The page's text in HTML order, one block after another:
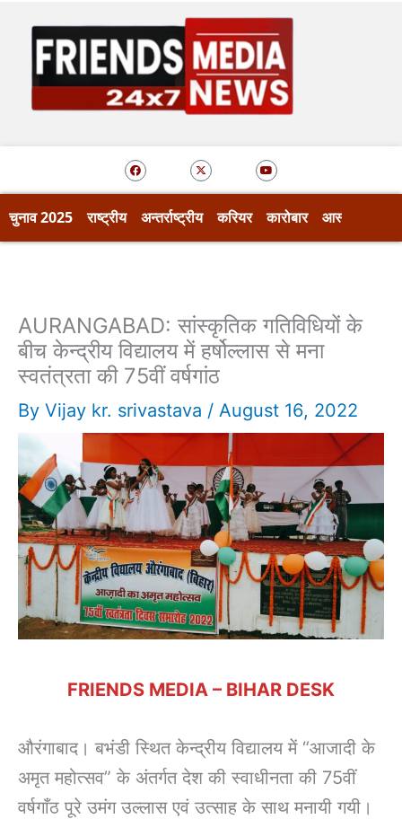
content
F
a
c
e
X
-
t
w
t
t
r
Y
o
u
t
b
e
चुनाव 2025 राष्ट्रीय अन्तर्राष्ट्रीय करियर कारोबार आस्था
AURANGABAD: सांस्कृतिक गतिविधियों के
बीच केन्द्रीय विद्यालय में हर्षोल्लास से मना
स्वतंत्रता की 75वीं वर्षगांठ
By Vijay kr. srivastava / August 16, 2022
FRIENDS MEDIA – BIHAR DESK
औरंगाबाद। बभंडी स्थित केन्द्रीय विद्यालय में “आजादी के
अमृत महोत्सव” के अंतर्गत देश की स्वाधीनता की 75वीं
वर्षगाँठ पूरे उमंग उल्लास एवं उत्साह के साथ मनायी गयी।